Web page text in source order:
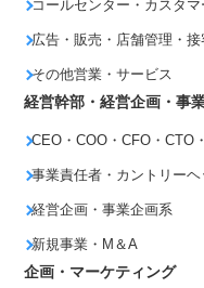
コールセンター・カスタマ
広告・販売・店舗管理・接
その他営業・サービス
経営幹部・経営企画・事
CEO・COO・CFO・CTO
事業責任者・カントリーヘ
経営企画・事業企画系
新規事業・M＆A
企画・マーケティング